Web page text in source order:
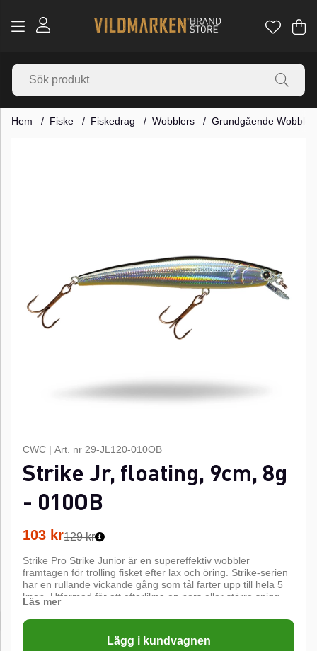
.
Hem Fiske Fiskedrag Wobblers Grundgående
CWC | Art. nr 29-JL120-010OB
Strike Jr, floating, 9cm, 8g
- 010OB
103 kr129 kr
Strike Pro Strike Junior är en supereffektiv wobbler
framtagen för trolling fisket efter lax och öring. Strike-serien
har en rullande vickande gång som tål farter upp till hela 5
knop. Utformad för att efterlikna en nors eller större spigg,
laxens favorit föda. Otaliga laxar som öringar har överlistats
av Strikes rullande gång. Kommer utrustad med sylvassa
trekrok. Går på 0,5 - 1 meter. Blyfri. 9 cm. 8g.
Lägg i kundvagnen